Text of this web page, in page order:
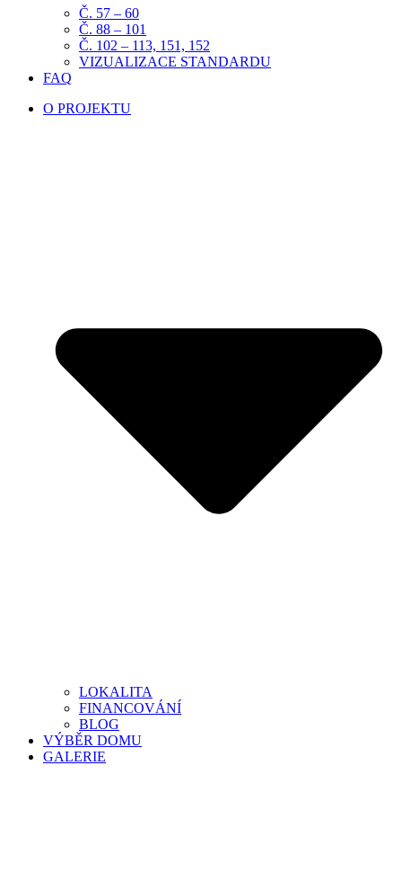
Č. 57 – 60
Č. 88 – 101
Č. 102 – 113, 151, 152
VIZUALIZACE STANDARDU
FAQ
O PROJEKTU
LOKALITA
FINANCOVÁNÍ
BLOG
VÝBĚR DOMU
GALERIE